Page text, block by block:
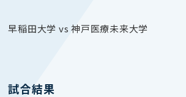
早稲田大学 vs 神戸医療未来大学
試合結果